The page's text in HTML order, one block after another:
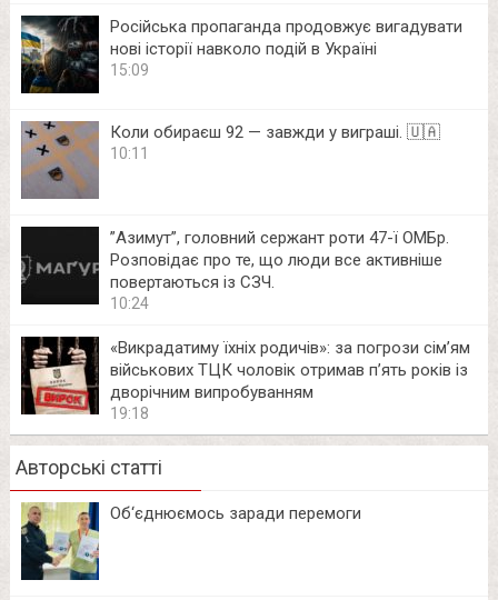
Російська пропаганда продовжує вигадувати
нові історії навколо подій в Україні
15:09
Коли обираєш 92 — завжди у виграші. 🇺🇦
10:11
⁨”Азимут”, головний сержант роти 47-ї ОМБр.
Розповідає про те, що люди все активніше
повертаються із СЗЧ.
10:24
«Викрадатиму їхніх родичів»: за погрози сім’ям
військових ТЦК чоловік отримав п’ять років із
дворічним випробуванням
19:18
Авторські статті
Об‘єднюємось заради перемоги